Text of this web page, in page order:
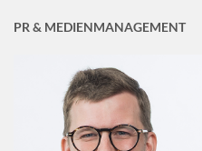
PR & MEDIENMANAGEMENT